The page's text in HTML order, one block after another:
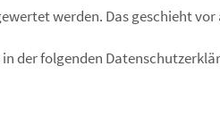
werden. Das geschieht
der folgenden